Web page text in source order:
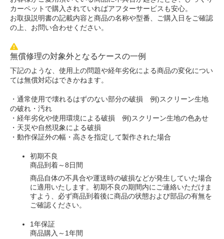
カーペットで購入されていればアフターサービスも安心。
お取扱説明書の記載内容と商品の名称や型番、ご購入日をご確認
の上、お問い合わせください。
無償修理の対象外となるケースの一例
下記のような、使用上の問題や経年劣化による商品の変化につい
ては無償対応はできかねます。
・通常使用で壊れるはずのない部分の破損 例)スクリーン生地
の破れ・汚れ
・経年劣化や使用環境による破損 例)スクリーン生地の色あせ
・天災や自然現象による破損
・動作保証外の幅・高さを指定して製作された場合
初期不良
商品到着～8日間
商品自体の不具合や運送時の破損などが発生していた場合
に適用いたします。初期不良の期間内にご連絡いただけま
すよう、必ず商品到着後に商品の状態および部品の有無を
ご確認ください。
1年保証
商品購入～1年間